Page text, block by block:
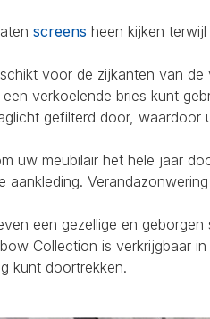
screens heen kijken
voor de zijkanten van
verkoelende bries kunt
gefilterd door, waardoor
uw meubilair het hele jaar
aankleding.
een gezellige en geborgen
Collection is verkrijgbaar
kunt doortrekken.